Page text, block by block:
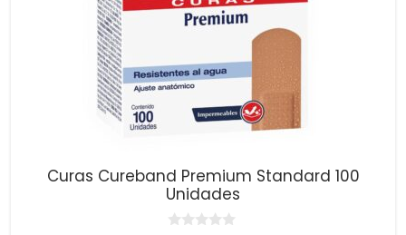
Curas Cureband Premium Standard 100
Unidades